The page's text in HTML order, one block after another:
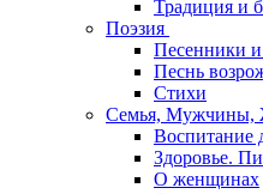
Традиция и
Поэзия
Песенники
Песнь
Стихи
Семья, Мужчины,
Воспитание
Здоровье.
О женщинах